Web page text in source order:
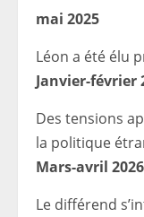
mai 2025
Léon a été élu
Janvier-février
Des tensions
la politique
Mars-avril 2026
Le différend